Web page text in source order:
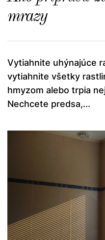
mrazy
Vytiahnite uhýnajúce
vytiahnite všetky
hmyzom alebo trpia
Nechcete predsa,...